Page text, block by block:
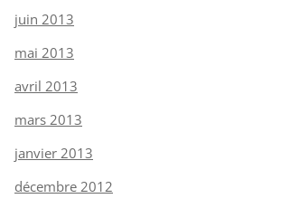
juin 2013
mai 2013
avril 2013
mars 2013
janvier 2013
décembre 2012